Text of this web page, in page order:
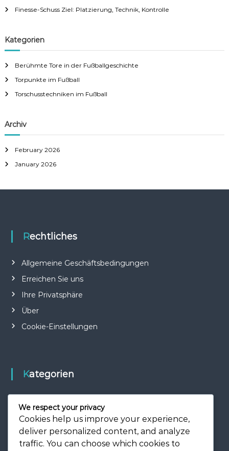
Finesse-Schuss Ziel: Platzierung, Technik, Kontrolle
Kategorien
Berühmte Tore in der Fußballgeschichte
Torpunkte im Fußball
Torschusstechniken im Fußball
Archiv
February 2026
January 2026
Rechtliches
Allgemeine Geschäftsbedingungen
Erreichen Sie uns
Ihre Privatsphäre
Über
Cookie-Einstellungen
Kategorien
Torpunkte im Fußball
Torschusstechniken im Fußball
We respect your privacy
Cookies help us improve your experience,
deliver personalized content, and analyze
traffic. You can choose which cookies to